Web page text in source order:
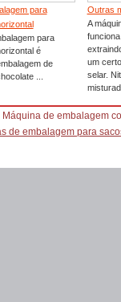
para
para
é
de
...
Outras
A
um
selar.
Máquina de embalagem
de embalagem para